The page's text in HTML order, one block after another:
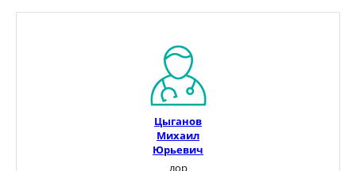
Цыганов
Михаил
Юрьевич
лор